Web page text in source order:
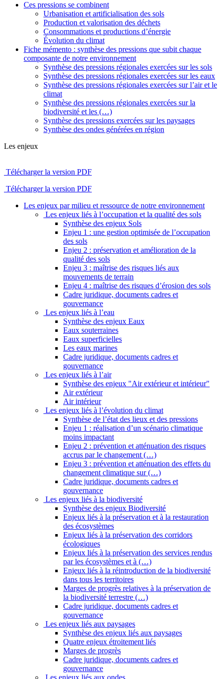
Ces pressions se combinent
Urbanisation et artificialisation des sols
Production et valorisation des déchets
Consommations et productions d’énergie
Évolution du climat
Fiche mémento : synthèse des pressions que subit chaque
composante de notre environnement
Synthèse des pressions régionales exercées sur les sols
Synthèse des pressions régionales exercées sur les eaux
Synthèse des pressions régionales exercées sur l’air et le
climat
Synthèse des pressions régionales exercées sur la
biodiversité et les (…)
Synthèse des pressions exercées sur les paysages
Synthèse des ondes générées en région
Les enjeux
Télécharger la version PDF
Télécharger la version PDF
Les enjeux par milieu et ressource de notre environnement
Les enjeux liés à l’occupation et la qualité des sols
Synthèse des enjeux Sols
Enjeu 1 : une gestion optimisée de l’occupation
des sols
Enjeu 2 : préservation et amélioration de la
qualité des sols
Enjeu 3 : maîtrise des risques liés aux
mouvements de terrain
Enjeu 4 : maîtrise des risques d’érosion des sols
Cadre juridique, documents cadres et
gouvernance
Les enjeux liés à l’eau
Synthèse des enjeux Eaux
Eaux souterraines
Eaux superficielles
Les eaux marines
Cadre juridique, documents cadres et
gouvernance
Les enjeux liés à l’air
Synthèse des enjeux "Air extérieur et intérieur"
Air extérieur
Air intérieur
Les enjeux liés à l’évolution du climat
Synthèse de l’état des lieux et des pressions
Enjeu 1 : réalisation d’un scénario climatique
moins impactant
Enjeu 2 : prévention et atténuation des risques
accrus par le changement (…)
Enjeu 3 : prévention et atténuation des effets du
changement climatique sur (…)
Cadre juridique, documents cadres et
gouvernance
Les enjeux liés à la biodiversité
Synthèse des enjeux Biodiversité
Enjeux liés à la préservation et à la restauration
des écosystèmes
Enjeux liés à la préservation des corridors
écologiques
Enjeux liés à la préservation des services rendus
par les écosystèmes et à (…)
Enjeux liés à la réintroduction de la biodiversité
dans tous les territoires
Marges de progrès relatives à la préservation de
la biodiversité terrestre (…)
Cadre juridique, documents cadres et
gouvernance
Les enjeux liés aux paysages
Synthèse des enjeux liés aux paysages
Quatre enjeux étroitement liés
Marges de progrès
Cadre juridique, documents cadres et
gouvernance
Les enjeux liés aux ondes